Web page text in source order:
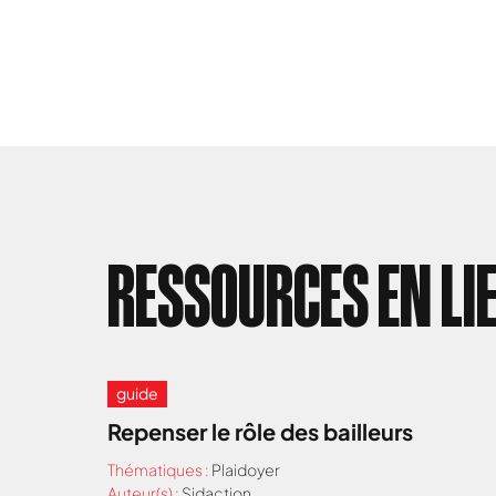
RESSOURCES EN
guide
Repenser le rôle des bailleurs
Thématiques : Plaidoyer